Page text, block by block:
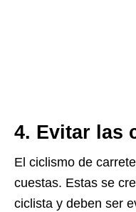
4. Evitar las
El ciclismo de
cuestas. Estas se
ciclista y deben ser